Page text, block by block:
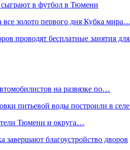
сыграют в футбол в Тюмени
все золото первого дня Кубка мира…
проводят бесплатные занятия
на развязке по…
питьевой воды построили в
Тюмени и округа…
завершают благоустройство дворов